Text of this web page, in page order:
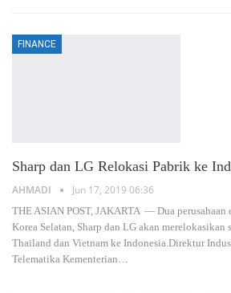
FINANCE
Sharp dan LG Relokasi Pabrik ke
AHMADI Jun 17, 2019 06:36
THE ASIAN POST, JAKARTA ― Dua perusahaan
Korea Selatan, Sharp dan LG akan
Thailand dan Vietnam ke Indonesia.Direktur
Telematika Kementerian…